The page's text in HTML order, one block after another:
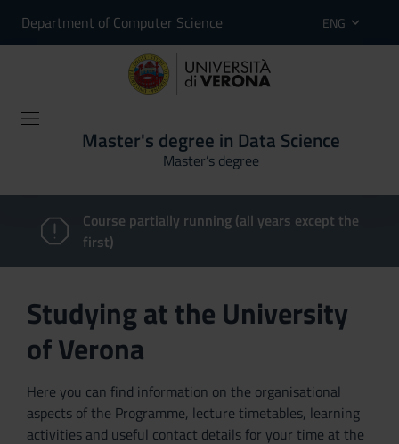
Department of Computer Science ENG
Master's degree in Data Science
Master’s degree
Course partially running (all years except the
first)
Studying at the University
of Verona
Here you can find information on the organisational
aspects of the Programme, lecture timetables, learning
activities and useful contact details for your time at the